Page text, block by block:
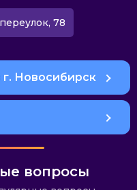
78
г. Новосибирск
вопросы